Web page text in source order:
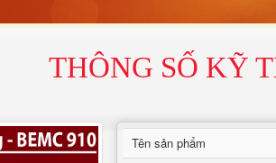
THÔNG SỐ KỸ
Tên sản phẩm